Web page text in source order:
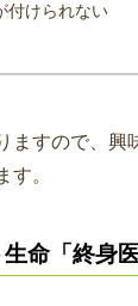
付けられない
ますので、興
す。
命「終身